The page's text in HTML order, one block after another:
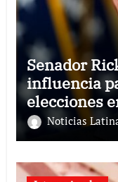
Senador
influencia
elecciones
Noticias